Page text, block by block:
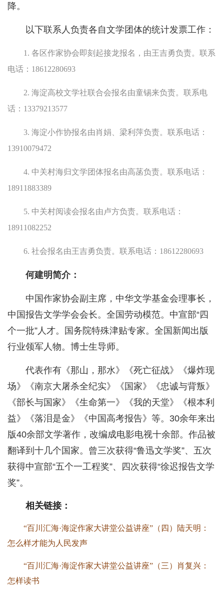
降。
以下联系人负责各自文学团体的统计发票工作：
1. 各区作家协会即刻起接龙报名，由王吉勇负责。联系
电话：18612280693
2. 海淀高校文学社联合会报名由童锡来负责。联系电
话：13379213577
3. 海淀小作协报名由肖娟、梁利萍负责。联系电话：
13910079472
4. 中关村海归文学团体报名由高菡负责。联系电话：
18911883389
5. 中关村阅读会报名由卢方负责。联系电话：
18911082252
6. 社会报名由王吉勇负责。联系电话：18612280693
何建明简介：
中国作家协会副主席，中华文学基金会理事长，
中国报告文学学会会长。全国劳动模范。中宣部“四
个一批”人才。国务院特殊津贴专家。全国新闻出版
行业领军人物。博士生导师。
代表作有《那山，那水》《死亡征战》《爆炸现
场》《南京大屠杀全纪实》《国家》《忠诚与背叛》
《部长与国家》《生命第一》《我的天堂》《根本利
益》《落泪是金》《中国高考报告》等。30余年来出
版40余部文学著作，改编成电影电视十余部。作品被
翻译到十几个国家。曾三次获得“鲁迅文学奖”、五次
获得中宣部“五个一工程奖”、四次获得“徐迟报告文学
奖”。
相关链接：
“百川汇海·海淀作家大讲堂公益讲座”（四）陆天明：
怎么样才能为人民发声
“百川汇海·海淀作家大讲堂公益讲座”（三）肖复兴：
怎样读书